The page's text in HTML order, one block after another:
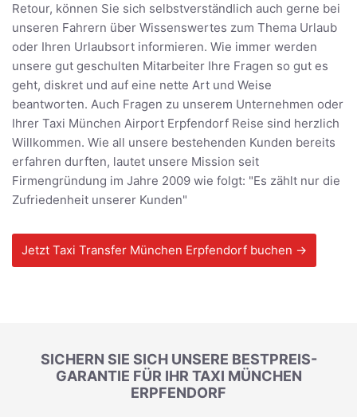
Retour, können Sie sich selbstverständlich auch gerne bei
unseren Fahrern über Wissenswertes zum Thema Urlaub
oder Ihren Urlaubsort informieren. Wie immer werden
unsere gut geschulten Mitarbeiter Ihre Fragen so gut es
geht, diskret und auf eine nette Art und Weise
beantworten. Auch Fragen zu unserem Unternehmen oder
Ihrer Taxi München Airport Erpfendorf Reise sind herzlich
Willkommen. Wie all unsere bestehenden Kunden bereits
erfahren durften, lautet unsere Mission seit
Firmengründung im Jahre 2009 wie folgt: "Es zählt nur die
Zufriedenheit unserer Kunden"
Jetzt Taxi Transfer München Erpfendorf buchen →
SICHERN SIE SICH UNSERE BESTPREIS-
GARANTIE FÜR IHR TAXI MÜNCHEN
ERPFENDORF